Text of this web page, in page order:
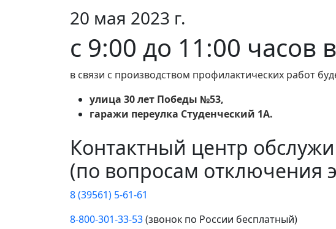
20 мая 2023 г.
с 9:00 до 11:00 часов
в связи с производством профилактических работ
улица 30 лет Победы №53,
гаражи переулка Студенческий 1А.
Контактный центр
(по вопросам отключения
8 (39561) 5-61-61
8-800-301-33-53(звонок по России бесплатный)